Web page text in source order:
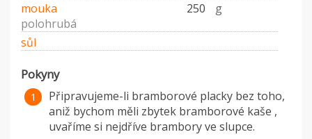
mouka
250
g
polohrubá
sůl
Pokyny
Připravujeme-li bramborové placky bez toho,
aniž bychom měli zbytek bramborové kaše ,
uvaříme si nejdříve brambory ve slupce.